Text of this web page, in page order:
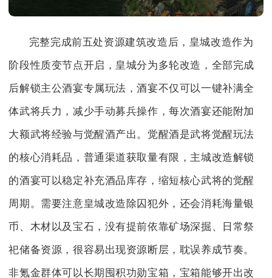
完整完成前五处资源建筑改造后，皇城改造作为
阶段性质变节点开启，皇城分为多轮改造，全部完成
后解锁主公酒宴专属玩法，酒宴不仅可以一键补满全
体武将兵力，减少手动募兵操作，每次酒宴还能附加
大额武将经验与觉醒酒产出。觉醒酒是武将觉醒玩法
的核心消耗品，普通渠道获取量有限，主城改造解锁
的酒宴可以稳定补充酒品库存，缩短核心武将的觉醒
周期。需要注意皇城改造除囚犯外，还会消耗海量银
币、木材以及宝石，没有提前依靠矿场深掘、日常祭
祀储备资源，很容易出现资源断层，耽误养成节奏。
非氪金群体可以长期囤积功勋宝箱，宝箱能够开出改